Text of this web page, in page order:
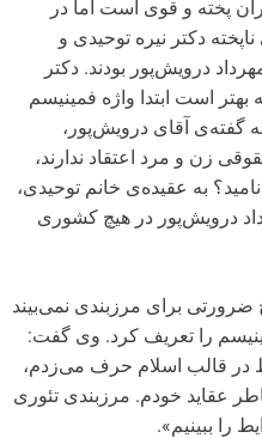
پخته و قوی است اما در
دکتر نیره توحیدی و
درویش‌پور بودند. دکتر
است ابتدا واژه فمینیسم
آقای درویش‌پور،
زن و مرد اعتقاد ندارند،
به عقیده‌ی خانم توحیدی،
درویش‌پور در هیچ کشوری
ضرورتی برای مرزبندی نمی‌بیند
را تعریف کرد. وی گفت:
در قالب اسلام حرف می‌زدم،
عقاید خودم. مرزبندی تئوری
را ببینیم».